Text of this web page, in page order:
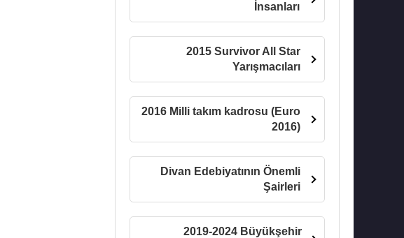
İnsanları
2015 Survivor All Star
Yarışmacıları
2016 Milli takım kadrosu (Euro
2016)
Divan Edebiyatının Önemli
Şairleri
2019-2024 Büyükşehir